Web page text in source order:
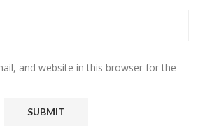
and website in this browser for the